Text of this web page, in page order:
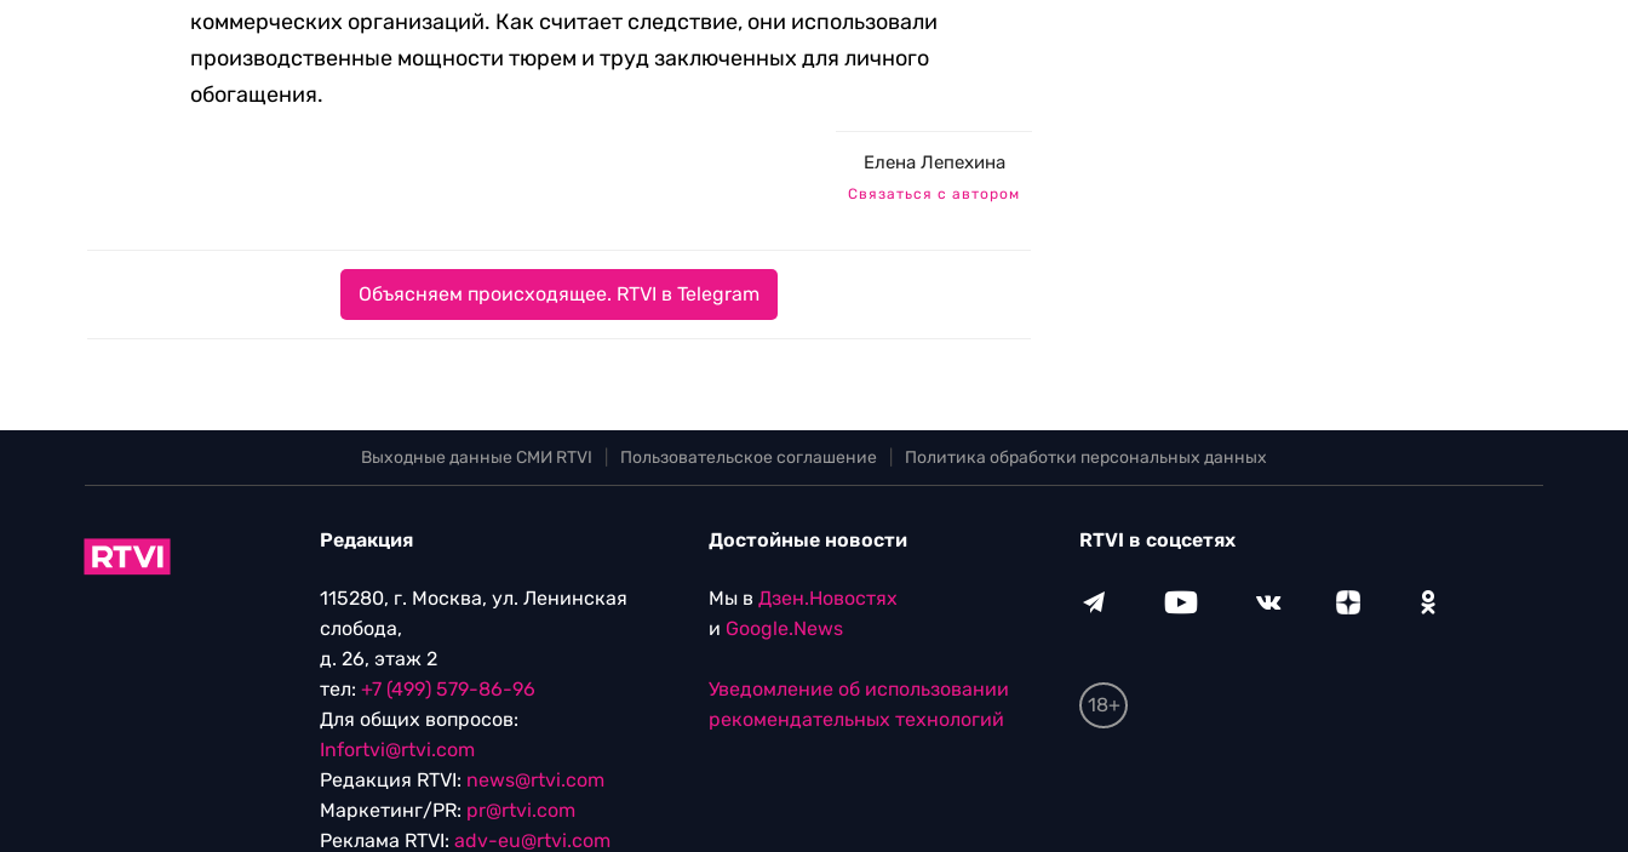
коммерческих организаций. Как считает следствие, они использовали
производственные мощности тюрем и труд заключенных для личного
обогащения.
Елена Лепехина
Связаться с автором
Объясняем происходящее. RTVI в Telegram
Выходные данные СМИ RTVI Пользовательское соглашение Политика обработки персональных данных
Редакция
115280, г. Москва, ул. Ленинская
слобода,
д. 26, этаж 2
тел: +7 (499) 579-86-96
Для общих вопросов:
Infortvi@rtvi.com
Редакция RTVI: news@rtvi.com
Маркетинг/PR: pr@rtvi.com
Реклама RTVI: adv-eu@rtvi.com
Достойные новости
Мы в Дзен.Новостях
и Google.News
Уведомление об использовании
рекомендательных технологий
RTVI в соцсетях
18+